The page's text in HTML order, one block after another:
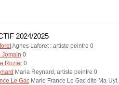
2024/2025
Agnes Laforet : artiste peintre 0
Jomain 0
Rozier0
Maria Reynard, artiste peintre 0
Le GacMarie France Le Gac dite Ma-Uyi,